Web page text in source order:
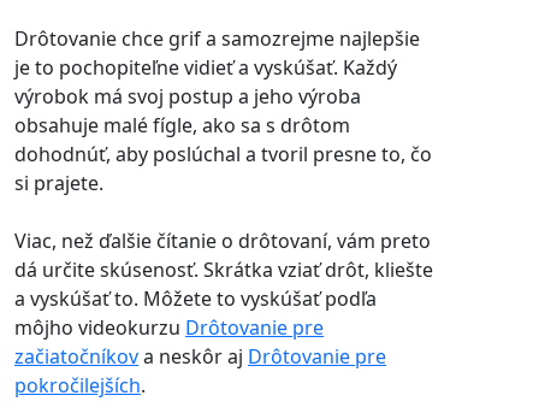
Drôtovanie chce grif a samozrejme najlepšie
je to pochopiteľne vidieť a vyskúšať. Každý
výrobok má svoj postup a jeho výroba
obsahuje malé fígle, ako sa s drôtom
dohodnúť, aby poslúchal a tvoril presne to, čo
si prajete.
Viac, než ďalšie čítanie o drôtovaní, vám preto
dá určite skúsenosť. Skrátka vziať drôt, kliešte
a vyskúšať to. Môžete to vyskúšať podľa
môjho videokurzu Drôtovanie pre
začiatočníkova neskôr aj Drôtovanie pre
pokročilejších.